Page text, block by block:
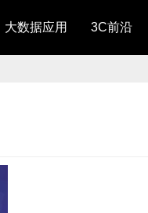
大数据应用 3C前沿